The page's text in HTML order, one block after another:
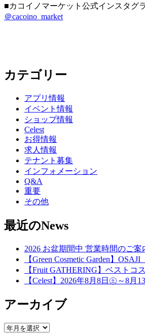
■カコイノマーケット公式インスタグ
＠cacoino_market
カテゴリー
アプリ情報
イベント情報
ショップ情報
Celest
お得情報
求人情報
テナント募集
インフォメーション
Q&A
重要
その他
最近のNews
2026 お盆期間中 営業時間のご案
【Green Cosmetic Garden】
【Fruit GATHERING】ベストコ
【Celest】2026年8月8日㊏～8月
アーカイブ